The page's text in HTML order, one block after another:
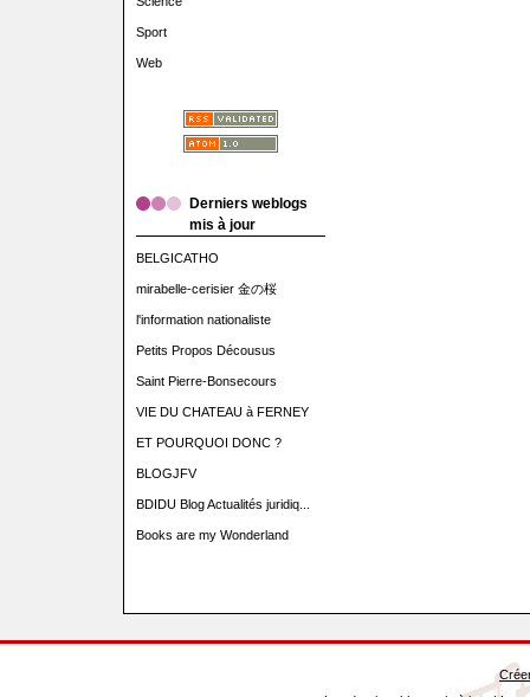
Sport
Web
Derniers weblogs
mis à jour
BELGICATHO
mirabelle-cerisier 金の桜
l'information nationaliste
Petits Propos Décousus
Saint Pierre-Bonsecours
VIE DU CHATEAU à FERNEY
ET POURQUOI DONC ?
BLOGJFV
BDIDU Blog Actualités juridiq...
Books are my Wonderland